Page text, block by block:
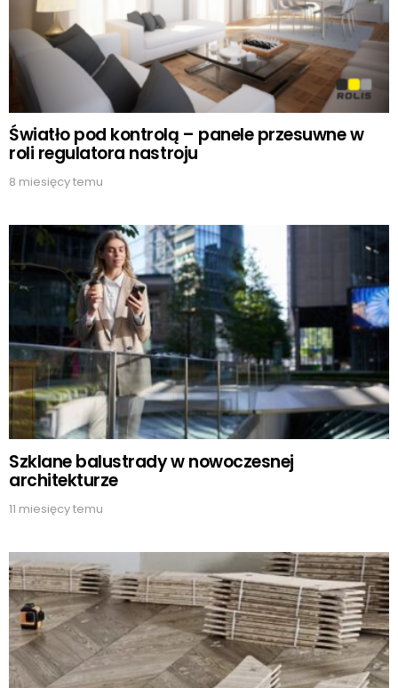
Światło pod kontrolą – panele przesuwne w
roli regulatora nastroju
8 miesięcy temu
Szklane balustrady w nowoczesnej
architekturze
11 miesięcy temu